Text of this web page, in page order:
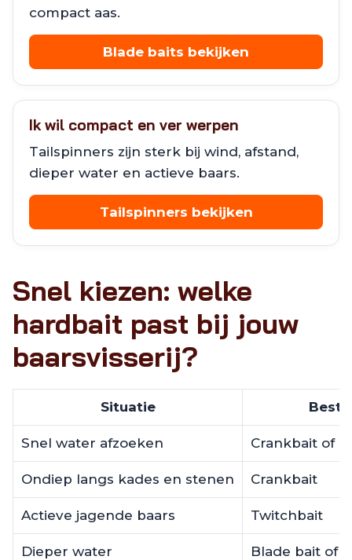
compact aas.
Blade baits bekijken
Ik wil compact en ver werpen
Tailspinners zijn sterk bij wind, afstand,
dieper water en actieve baars.
Tailspinners bekijken
Snel kiezen: welke
hardbait past bij jouw
baarsvisserij?
Situatie
Snel water afzoeken Crankbait of
Ondiep langs kades en stenen Crankbait
Actieve jagende baars Twitchbait
Dieper water Blade bait of